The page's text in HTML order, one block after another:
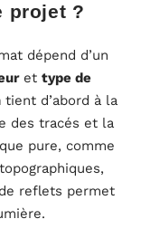
projet ?
dépend d’un
et type de
tient d’abord à la
des tracés et la
pure, comme
reflets permet